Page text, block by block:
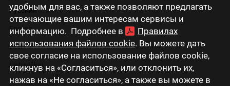
удобным для вас, а также позволяют предлагать
отвечающие вашим интересам сервисы и
информацию. Подробнее в
Правилах
использования файлов cookie. Вы можете дать
свое согласие на использование файлов cookie,
кликнув на «Согласиться», или отклонить их,
нажав на «Не согласиться», а также вы можете в
Русский
English
Eesti
Lietuviškai